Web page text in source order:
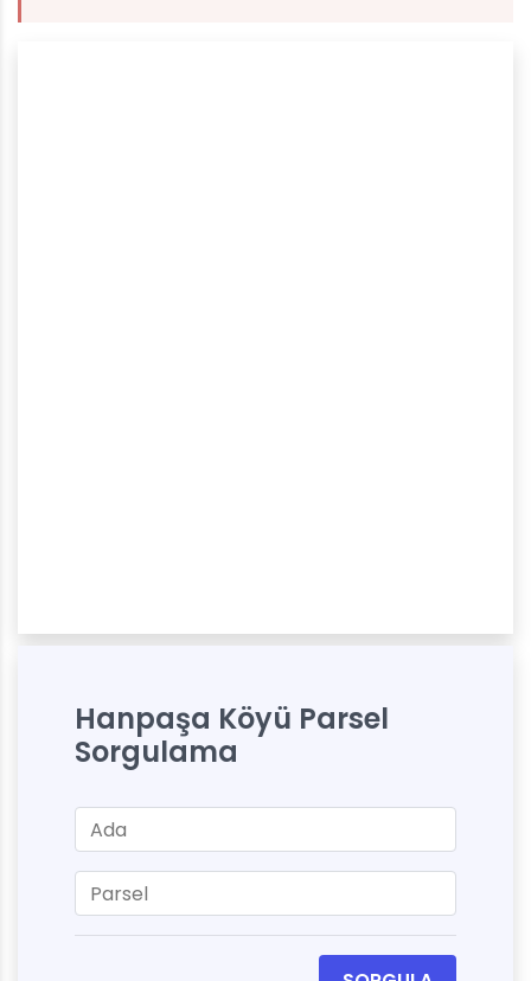
Hanpaşa Köyü Parsel
Sorgulama